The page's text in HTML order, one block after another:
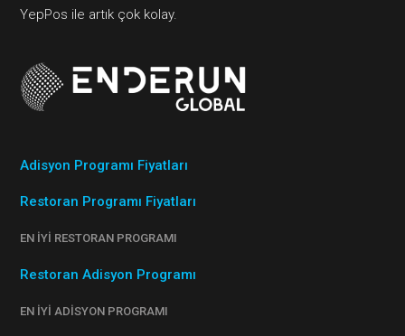
YepPos ile artık çok kolay.
Adisyon Programı Fiyatları
Restoran Programı Fiyatları
EN İYI RESTORAN PROGRAMI
Restoran Adisyon Programı
EN İYI ADISYON PROGRAMI